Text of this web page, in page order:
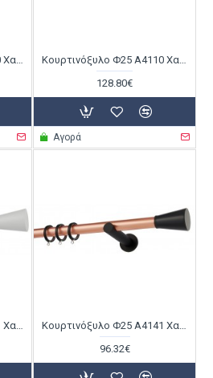
Κουρτινόξυλο Φ25 Α4110 Χαλκός Ματ / Λευκό
Κουρτινόξυλο Φ25 Α4110 Χαλκός Ματ / Μαύρο
128.80€
Αγορά
Κουρτινόξυλο Φ25 Α4141 Χαλκός Ματ / Λευκό
Κουρτινόξυλο Φ25 Α4141 Χαλκός Ματ / Μαύρο
96.32€